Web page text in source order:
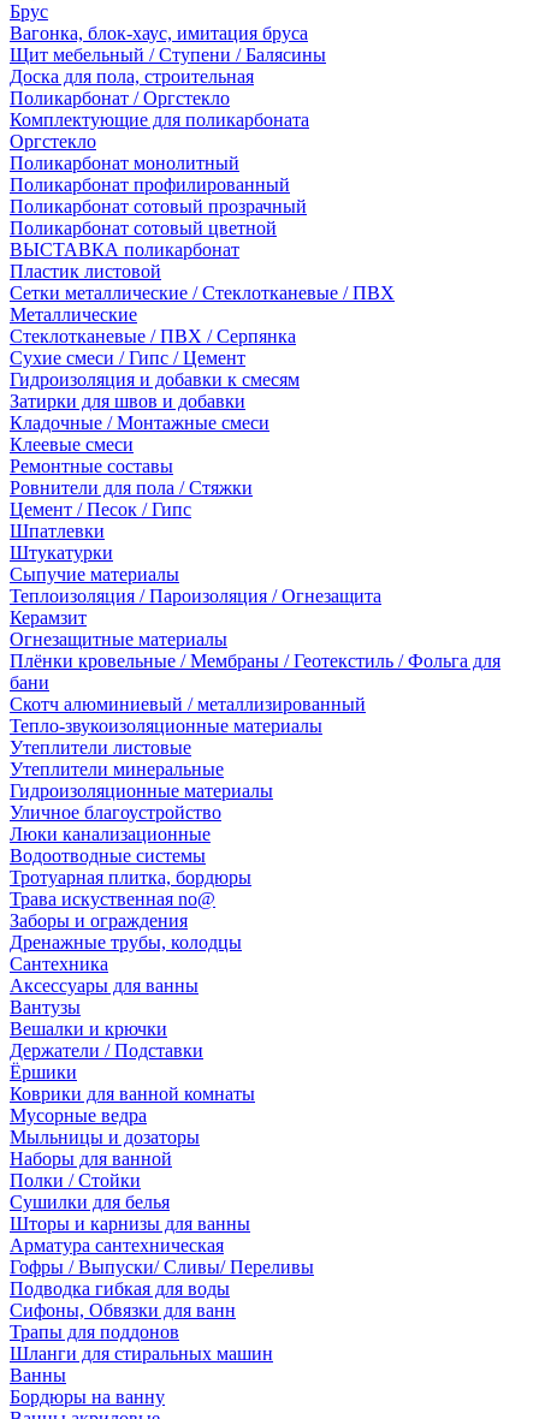
Брус
Вагонка, блок-хаус, имитация бруса
Щит мебельный / Ступени / Балясины
Доска для пола, строительная
Поликарбонат / Оргстекло
Комплектующие для поликарбоната
Оргстекло
Поликарбонат монолитный
Поликарбонат профилированный
Поликарбонат сотовый прозрачный
Поликарбонат сотовый цветной
ВЫСТАВКА поликарбонат
Пластик листовой
Сетки металлические / Стеклотканевые / ПВХ
Металлические
Стеклотканевые / ПВХ / Серпянка
Сухие смеси / Гипс / Цемент
Гидроизоляция и добавки к смесям
Затирки для швов и добавки
Кладочные / Монтажные смеси
Клеевые смеси
Ремонтные составы
Ровнители для пола / Стяжки
Цемент / Песок / Гипс
Шпатлевки
Штукатурки
Сыпучие материалы
Теплоизоляция / Пароизоляция / Огнезащита
Керамзит
Огнезащитные материалы
Плёнки кровельные / Мембраны / Геотекстиль / Фольга для
бани
Скотч алюминиевый / металлизированный
Тепло-звукоизоляционные материалы
Утеплители листовые
Утеплители минеральные
Гидроизоляционные материалы
Уличное благоустройство
Люки канализационные
Водоотводные системы
Тротуарная плитка, бордюры
Трава искуственная no@
Заборы и ограждения
Дренажные трубы, колодцы
Сантехника
Аксессуары для ванны
Вантузы
Вешалки и крючки
Держатели / Подставки
Ёршики
Коврики для ванной комнаты
Мусорные ведра
Мыльницы и дозаторы
Наборы для ванной
Полки / Стойки
Сушилки для белья
Шторы и карнизы для ванны
Арматура сантехническая
Гофры / Выпуски/ Сливы/ Переливы
Подводка гибкая для воды
Сифоны, Обвязки для ванн
Трапы для поддонов
Шланги для стиральных машин
Ванны
Бордюры на ванну